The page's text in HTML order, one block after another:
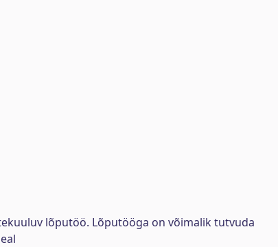
lõputöö. Lõputööga on võimalik tutvuda